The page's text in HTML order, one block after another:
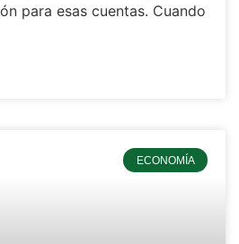
para esas cuentas. Cuando
ECONOMÍA